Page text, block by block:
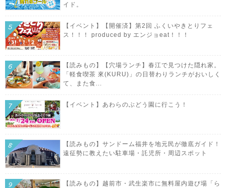
イド。
【イベント】【開催済】第2回 ふくいやきとりフェ
ス！！！ produced by エンジョeat！！！
【読みもの】【穴場ランチ】春江で見つけた隠れ家。
「軽食喫茶 來(KURU)」の日替わりランチがおいしく
て、また食...
【イベント】あわらのぶどう園に行こう！
【読みもの】サンドーム福井を地元民が徹底ガイド！
遠征勢に教えたい駐車場・託児所・周辺スポット
【読みもの】越前市・武生楽市に無料屋内遊び場「ら